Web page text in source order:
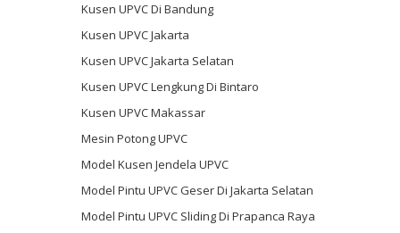
Kusen UPVC Di Bandung
Kusen UPVC Jakarta
Kusen UPVC Jakarta Selatan
Kusen UPVC Lengkung Di Bintaro
Kusen UPVC Makassar
Mesin Potong UPVC
Model Kusen Jendela UPVC
Model Pintu UPVC Geser Di Jakarta Selatan
Model Pintu UPVC Sliding Di Prapanca Raya